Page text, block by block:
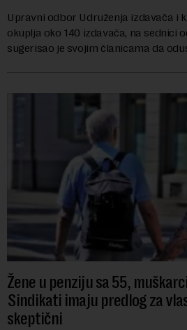
Upravni odbor Udruženja izdavača i
okuplja oko 140 izdavača, na sednici
sugerisao je svojim članicama da
Žene u penziju sa 55,
Sindikati imaju predlog za
skeptični